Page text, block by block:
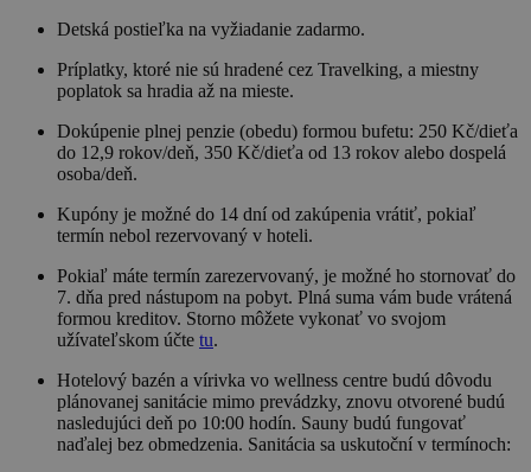
Detská postieľka na vyžiadanie zadarmo.
Príplatky, ktoré nie sú hradené cez Travelking, a miestny
poplatok sa hradia až na mieste.
Dokúpenie plnej penzie (obedu) formou bufetu: 250 Kč/dieťa
do 12,9 rokov/deň, 350 Kč/dieťa od 13 rokov alebo dospelá
osoba/deň.
Kupóny je možné do 14 dní od zakúpenia vrátiť, pokiaľ
termín nebol rezervovaný v hoteli.
Pokiaľ máte termín zarezervovaný, je možné ho stornovať do
7. dňa pred nástupom na pobyt. Plná suma vám bude vrátená
formou kreditov. Storno môžete vykonať vo svojom
užívateľskom účte tu.
Hotelový bazén a vírivka vo wellness centre budú dôvodu
plánovanej sanitácie mimo prevádzky, znovu otvorené budú
nasledujúci deň po 10:00 hodín. Sauny budú fungovať
naďalej bez obmedzenia. Sanitácia sa uskutoční v termínoch: